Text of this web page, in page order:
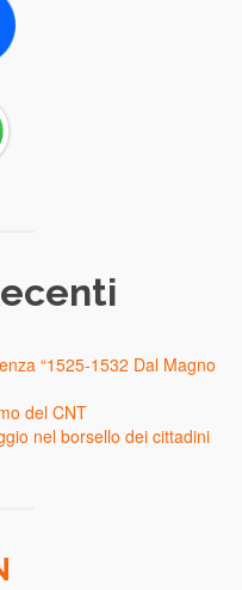
“1525-1532 Dal Magno
del CNT
nel borsello dei cittadini